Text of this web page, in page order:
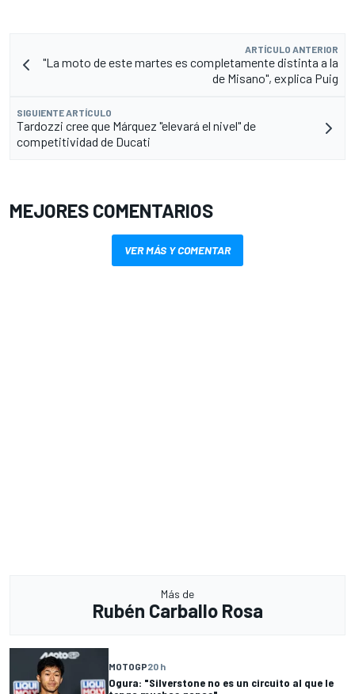
ARTÍCULO ANTERIOR
"La moto de este martes es completamente distinta a la
de Misano", explica Puig
SIGUIENTE ARTÍCULO
Tardozzi cree que Márquez "elevará el nivel" de
competitividad de Ducati
MEJORES COMENTARIOS
VER MÁS Y COMENTAR
Más de
Rubén Carballo Rosa
MOTOGP20 h
Ogura: "Silverstone no es un circuito al que le